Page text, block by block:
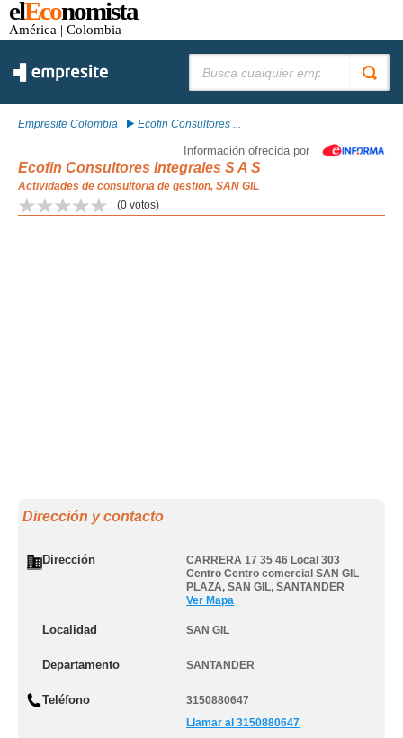
elEconomista
América | Colombia
Empresite Colombia Ecofin Consultores ...
Información ofrecida por
Ecofin Consultores Integrales S A S
Actividades de consultoria de gestion, SAN GIL
(0 votos)
Dirección y contacto
Dirección
CARRERA 17 35 46 Local 303
Centro Centro comercial SAN GIL
PLAZA, SAN GIL, SANTANDER
Ver Mapa
Localidad SAN GIL
Departamento SANTANDER
Teléfono
3150880647
Llamar al 3150880647